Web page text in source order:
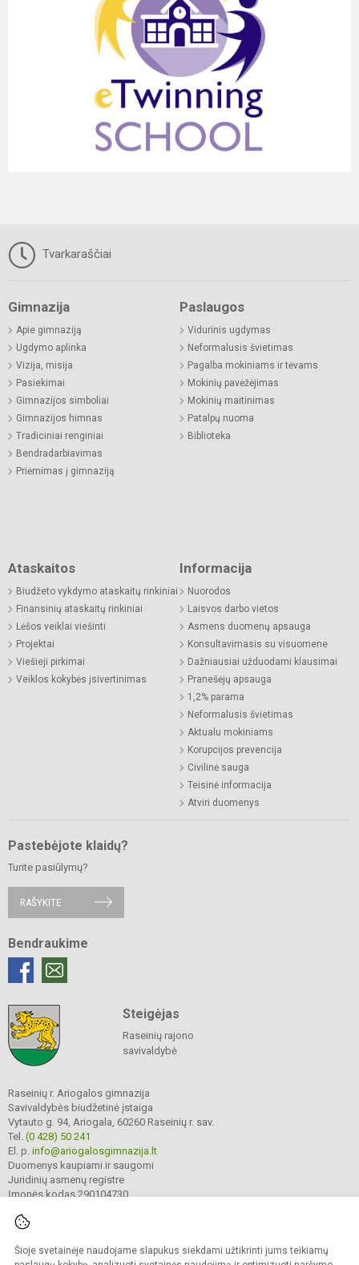
Šioje svetainėje naudojame slapukus siekdami užtikrinti jums teikiamų
Tvarkaraščiai
Gimnazija
Apie gimnaziją
Ugdymo aplinka
Vizija, misija
Pasiekimai
Gimnazijos simboliai
Gimnazijos himnas
Tradiciniai renginiai
Bendradarbiavimas
Priėmimas į gimnaziją
Paslaugos
Vidurinis ugdymas
Neformalusis švietimas
Pagalba mokiniams ir tėvams
Mokinių pavėžėjimas
Mokinių maitinimas
Patalpų nuoma
Biblioteka
Ataskaitos
Biudžeto vykdymo ataskaitų rinkiniai
Finansinių ataskaitų rinkiniai
Lėšos veiklai viešinti
Projektai
Viešieji pirkimai
Veiklos kokybės įsivertinimas
Informacija
Nuorodos
Laisvos darbo vietos
Asmens duomenų apsauga
Konsultavimasis su visuomene
Dažniausiai užduodami klausimai
Pranešėjų apsauga
1,2% parama
Neformalusis švietimas
Aktualu mokiniams
Korupcijos prevencija
Civilinė sauga
Teisinė informacija
Atviri duomenys
Pastebėjote klaidų?
Turite pasiūlymų?
RAŠYKITE
Bendraukime
Steigėjas
Raseinių rajono
savivaldybė
Raseinių r. Ariogalos gimnazija
Savivaldybės biudžetinė įstaiga
Vytauto g. 94, Ariogala, 60260 Raseinių r. sav.
Tel. (0 428) 50 241
El. p. info@ariogalosgimnazija.lt
Duomenys kaupiami ir saugomi
Juridinių asmenų registre
Įmonės kodas 290104730
© 2022. Raseinių r. Ariogalos gimnazija. Visos teisės saugomos.